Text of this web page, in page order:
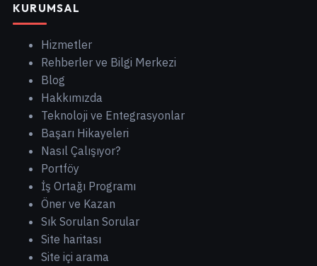
KURUMSAL
Hizmetler
Rehberler ve Bilgi Merkezi
Blog
Hakkımızda
Teknoloji ve Entegrasyonlar
Başarı Hikayeleri
Nasıl Çalışıyor?
Portföy
İş Ortağı Programı
Öner ve Kazan
Sık Sorulan Sorular
Site haritası
Site içi arama